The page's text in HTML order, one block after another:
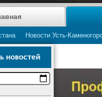
Новости Усть-
новостей